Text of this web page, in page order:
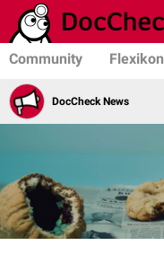
Community Flexikon
DocCheck News